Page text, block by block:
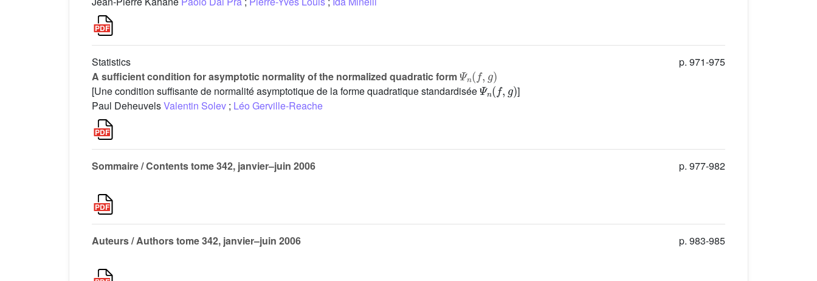
Statistics
A sufficient condition for asymptotic normality of the normalized quadratic form
n )
[Une condition suffisante de normalité asymptotique de la forme quadratique standardisée
Ψn( )
]
Paul DeheuvelsValentin Solev ; Léo Gerville-Reache
p. 971-975
Sommaire / Contents tome 342, janvier–juin 2006 p. 977-982
Auteurs / Authors tome 342, janvier–juin 2006 p. 983-985